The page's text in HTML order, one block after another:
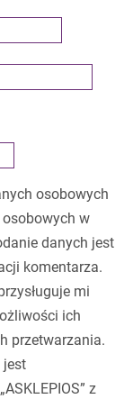
osobowych
w
danych jest
komentarza.
mi
ich
przetwarzania.
jest
z